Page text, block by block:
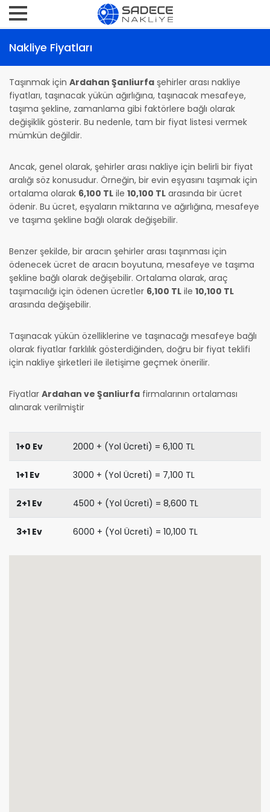
Nakliye Fiyatları
Taşınmak için Ardahan Şanliurfa şehirler arası nakliye
fiyatları, taşınacak yükün ağırlığına, taşınacak mesafeye,
taşıma şekline, zamanlama gibi faktörlere bağlı olarak
değişiklik gösterir. Bu nedenle, tam bir fiyat listesi vermek
mümkün değildir.
Ancak, genel olarak, şehirler arası nakliye için belirli bir fiyat
aralığı söz konusudur. Örneğin, bir evin eşyasını taşımak için
ortalama olarak 6,100 TL ile 10,100 TL arasında bir ücret
ödenir. Bu ücret, eşyaların miktarına ve ağırlığına, mesafeye
ve taşıma şekline bağlı olarak değişebilir.
Benzer şekilde, bir aracın şehirler arası taşınması için
ödenecek ücret de aracın boyutuna, mesafeye ve taşıma
şekline bağlı olarak değişebilir. Ortalama olarak, araç
taşımacılığı için ödenen ücretler 6,100 TL ile 10,100 TL
arasında değişebilir.
Taşınacak yükün özelliklerine ve taşınacağı mesafeye bağlı
olarak fiyatlar farklılık gösterdiğinden, doğru bir fiyat teklifi
için nakliye şirketleri ile iletişime geçmek önerilir.
Fiyatlar Ardahan ve Şanliurfa firmalarının ortalaması
alınarak verilmiştir
1+0 Ev 2000 + (Yol Ücreti) = 6,100 TL
1+1 Ev 3000 + (Yol Ücreti) = 7,100 TL
2+1 Ev 4500 + (Yol Ücreti) = 8,600 TL
3+1 Ev 6000 + (Yol Ücreti) = 10,100 TL